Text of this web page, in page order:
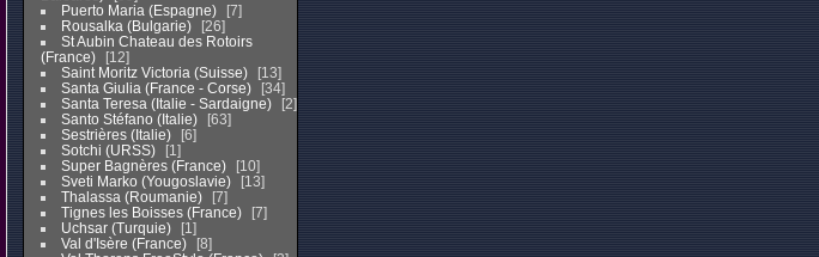
Puerto Maria (Espagne)
7
Rousalka (Bulgarie)
26
St Aubin Chateau des Rotoirs
(France)
12
Saint Moritz Victoria (Suisse)
13
Santa Giulia (France - Corse)
34
Santa Teresa (Italie - Sardaigne)
2
Santo Stéfano (Italie)
63
Sestrières (Italie)
6
Sotchi (URSS)
1
Super Bagnères (France)
10
Sveti Marko (Yougoslavie)
13
Thalassa (Roumanie)
7
Tignes les Boisses (France)
7
Uchsar (Turquie)
1
Val d'Isère (France)
8